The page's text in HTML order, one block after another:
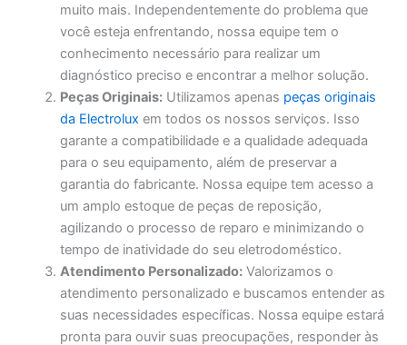
muito mais. Independentemente do problema que
você esteja enfrentando, nossa equipe tem o
conhecimento necessário para realizar um
diagnóstico preciso e encontrar a melhor solução.
Peças Originais: Utilizamos apenas peças originais
da Electrolux em todos os nossos serviços. Isso
garante a compatibilidade e a qualidade adequada
para o seu equipamento, além de preservar a
garantia do fabricante. Nossa equipe tem acesso a
um amplo estoque de peças de reposição,
agilizando o processo de reparo e minimizando o
tempo de inatividade do seu eletrodoméstico.
Atendimento Personalizado: Valorizamos o
atendimento personalizado e buscamos entender as
suas necessidades específicas. Nossa equipe estará
pronta para ouvir suas preocupações, responder às